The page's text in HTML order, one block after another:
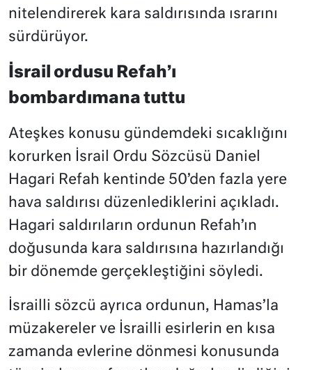
nitelendirerek kara saldırısında ısrarını
sürdürüyor.
İsrail ordusu Refah’ı
bombardımana tuttu
Ateşkes konusu gündemdeki sıcaklığını
korurken İsrail Ordu Sözcüsü Daniel
Hagari Refah kentinde 50’den fazla yere
hava saldırısı düzenlediklerini açıkladı.
Hagari saldırıların ordunun Refah’ın
doğusunda kara saldırısına hazırlandığı
bir dönemde gerçekleştiğini söyledi.
İsrailli sözcü ayrıca ordunun, Hamas’la
müzakereler ve İsrailli esirlerin en kısa
zamanda evlerine dönmesi konusunda